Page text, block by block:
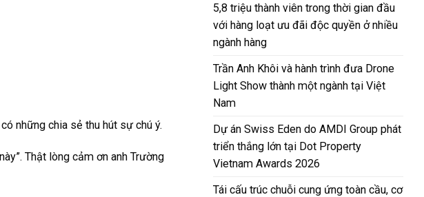
những chia sẻ thu hút sự chú ý.
Thật lòng cảm ơn anh Trường
5,8 triệu thành viên trong thời gian đầu
với hàng loạt ưu đãi độc quyền ở nhiều
ngành hàng
Trần Anh Khôi và hành trình đưa Drone
Light Show thành một ngành tại Việt
Nam
Dự án Swiss Eden do AMDI Group phát
triển thắng lớn tại Dot Property
Vietnam Awards 2026
Tái cấu trúc chuỗi cung ứng toàn cầu, cơ